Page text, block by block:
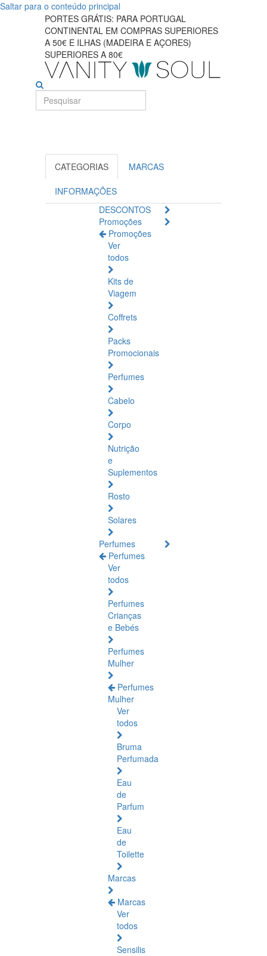
Saltar para o conteúdo principal
Explore
produtos
essenciais
para
maquiagem
olhos
PORTES GRÁTIS: PARA PORTUGAL
CONTINENTAL EM COMPRAS SUPERIORES
A 50€ E ILHAS (MADEIRA E AÇORES)
SUPERIORES A 80€
CATEGORIAS MARCAS
INFORMAÇÕES
DESCONTOS
Promoções
Promoções
Ver
todos
Kits de
Viagem
Coffrets
Packs
Promocionais
Perfumes
Cabelo
Corpo
Nutrição
e
Suplementos
Rosto
Solares
Perfumes
Perfumes
Ver
todos
Perfumes
Crianças
e Bebés
Perfumes
Mulher
Perfumes
Mulher
Ver
todos
Bruma
Perfumada
Eau
de
Parfum
Eau
de
Toilette
Marcas
Marcas
Ver
todos
Sensilis